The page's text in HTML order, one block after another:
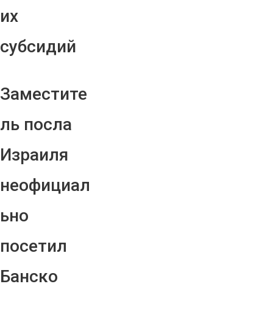
их
субсидий
Заместите
ль посла
Израиля
неофициал
ьно
посетил
Банско